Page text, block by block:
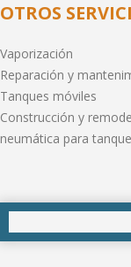
OTROS
Vaporización
Reparación y
Tanques móviles
Construcción y
neumática para